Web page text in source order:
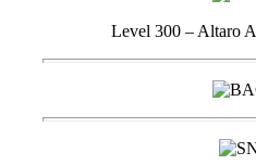
Level 300 – Altaro